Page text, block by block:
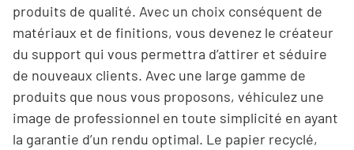
produits de qualité. Avec un choix conséquent de
matériaux et de finitions, vous devenez le créateur
du support qui vous permettra d’attirer et séduire
de nouveaux clients. Avec une large gamme de
produits que nous vous proposons, véhiculez une
image de professionnel en toute simplicité en ayant
la garantie d’un rendu optimal. Le papier recyclé,